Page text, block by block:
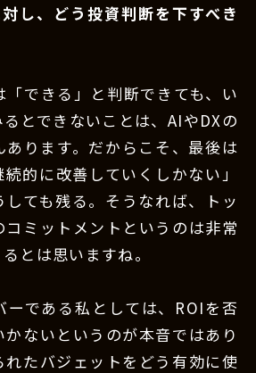
し、どう投資判断を下すべき
「できる」と判断できても、い
とできないことは、AIやDXの
ります。だからこそ、最後は
続的に改善していくしかない」
しても残る。そうなれば、トッ
コミットメントというのは非常
とは思いますね。
ーである私としては、ROIを否
ないというのが本音ではあり
れたバジェットをどう有効に使